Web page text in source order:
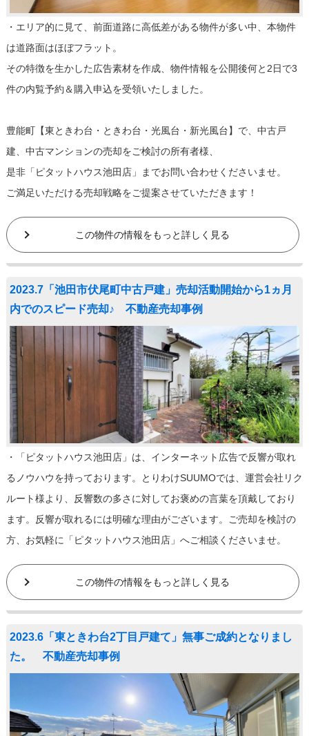
・エリア的に見て、前面道路に高低差がある物件が多い中、本物件
は道路面はほぼフラット。
その特徴を生かした広告素材を作成、物件情報を公開後何と2日で3
件の内覧予約＆購入申込を受領いたしました。
豊能町【東ときわ台・ときわ台・光風台・新光風台】で、中古戸
建、中古マンションの売却をご検討の所有者様、
是非「ピタットハウス池田店」までお問い合わせくださいませ。
ご満足いただける売却戦略をご提案させていただきます！
この物件の情報をもっと詳しく見る
2023.7「池田市伏尾町中古戸建」売却活動開始から1ヵ月
内でのスピード売却♪ 不動産売却事例
・「ピタットハウス池田店」は、インターネット広告で反響が取れ
るノウハウを持っております。とりわけSUUMOでは、運営会社リク
ルート様より、反響数の多さに対してお褒めの言葉を頂戴しており
ます。反響が取れるには明確な理由がございます。ご売却を検討の
方、お気軽に「ピタットハウス池田店」へご相談くださいませ。
この物件の情報をもっと詳しく見る
2023.6「東ときわ台2丁目戸建て」無事ご成約となりまし
た。 不動産売却事例